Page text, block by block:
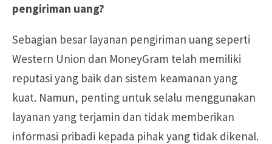
pengiriman uang?
Sebagian besar layanan pengiriman uang seperti
Western Union dan MoneyGram telah memiliki
reputasi yang baik dan sistem keamanan yang
kuat. Namun, penting untuk selalu menggunakan
layanan yang terjamin dan tidak memberikan
informasi pribadi kepada pihak yang tidak dikenal.